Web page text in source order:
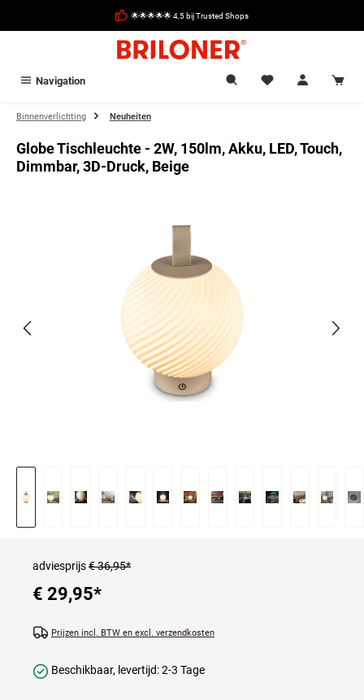
🌟🌟🌟🌟🌟 4,5 bij Trusted Shops
Navigation
Binnenverlichting Neuheiten
Globe Tischleuchte - 2W, 150lm, Akku, LED, Touch,
Dimmbar, 3D-Druck, Beige
adviesprijs€ 36,95*
€ 29,95*
Prijzen incl. BTW en excl. verzendkosten
Beschikbaar, levertijd: 2-3 Tage